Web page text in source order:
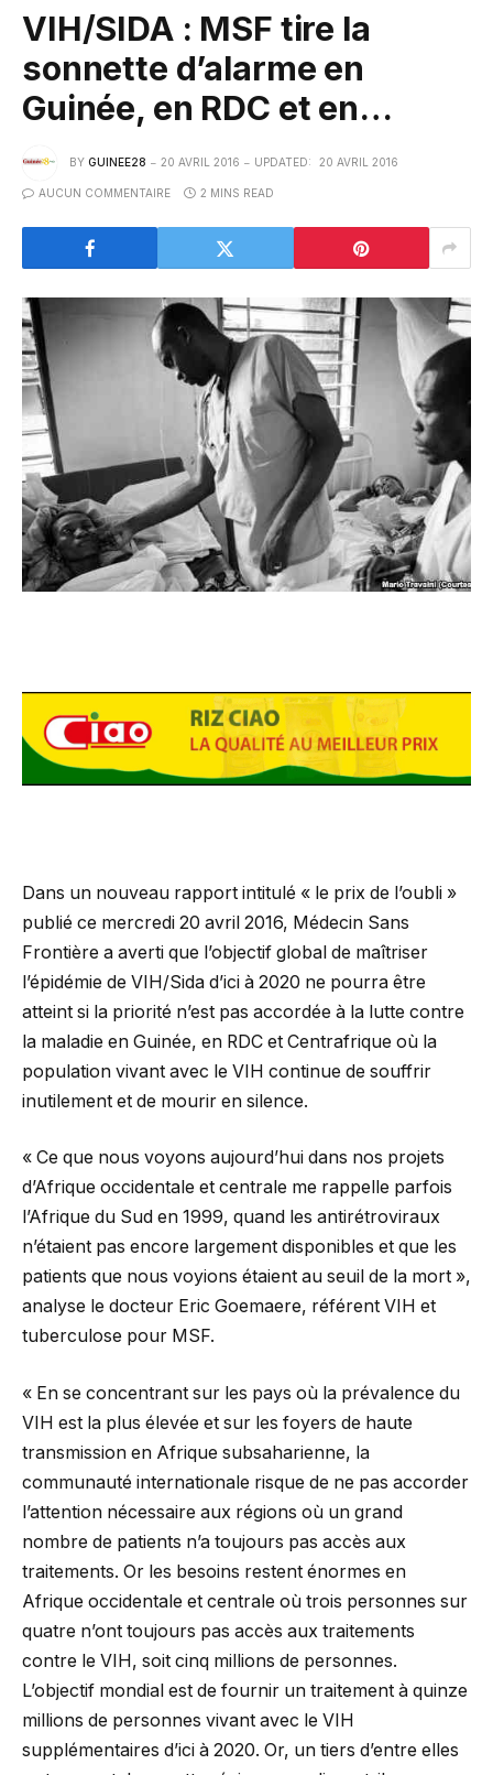
VIH/SIDA : MSF tire la
sonnette d’alarme en
Guinée, en RDC et en…
BY GUINEE28 20 AVRIL 2016 UPDATED: 20 AVRIL 2016
AUCUN COMMENTAIRE 2 MINS READ
Dans un nouveau rapport intitulé « le prix de l’oubli »
publié ce mercredi 20 avril 2016, Médecin Sans
Frontière a averti que l’objectif global de maîtriser
l’épidémie de VIH/Sida d’ici à 2020 ne pourra être
atteint si la priorité n’est pas accordée à la lutte contre
la maladie en Guinée, en RDC et Centrafrique où la
population vivant avec le VIH continue de souffrir
inutilement et de mourir en silence.
« Ce que nous voyons aujourd’hui dans nos projets
d’Afrique occidentale et centrale me rappelle parfois
l’Afrique du Sud en 1999, quand les antirétroviraux
n’étaient pas encore largement disponibles et que les
patients que nous voyions étaient au seuil de la mort »,
analyse le docteur Eric Goemaere, référent VIH et
tuberculose pour MSF.
« En se concentrant sur les pays où la prévalence du
VIH est la plus élevée et sur les foyers de haute
transmission en Afrique subsaharienne, la
communauté internationale risque de ne pas accorder
l’attention nécessaire aux régions où un grand
nombre de patients n’a toujours pas accès aux
traitements. Or les besoins restent énormes en
Afrique occidentale et centrale où trois personnes sur
quatre n’ont toujours pas accès aux traitements
contre le VIH, soit cinq millions de personnes.
L’objectif mondial est de fournir un traitement à quinze
millions de personnes vivant avec le VIH
supplémentaires d’ici à 2020. Or, un tiers d’entre elles